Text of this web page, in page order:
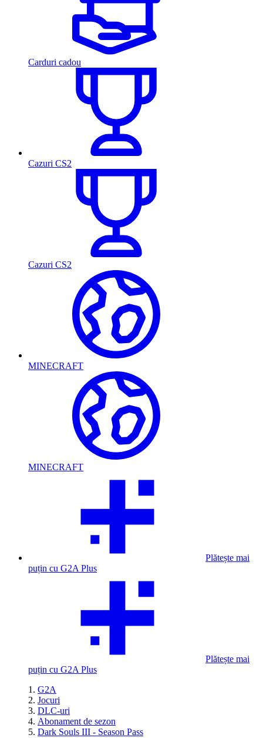
Carduri cadou
Cazuri CS2
Cazuri CS2
MINECRAFT
MINECRAFT
Plătește mai
puțin cu G2A Plus
Plătește mai
puțin cu G2A Plus
G2A
Jocuri
DLC-uri
Abonament de sezon
Dark Souls III - Season Pass